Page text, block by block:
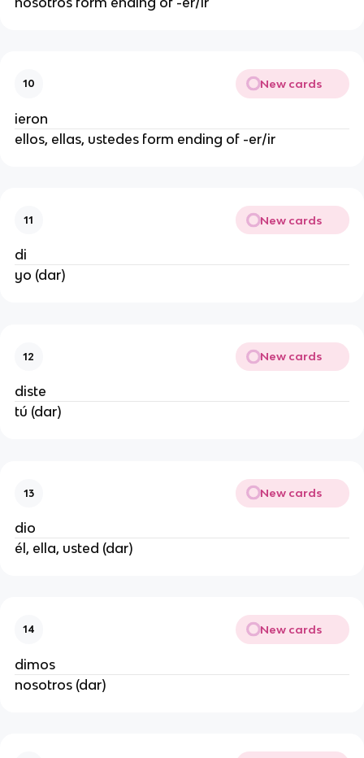
10 New cards
ieron
ellos, ellas, ustedes form ending of -er/ir
11 New cards
di
yo (dar)
12 New cards
diste
tú (dar)
13 New cards
dio
él, ella, usted (dar)
14 New cards
dimos
nosotros (dar)